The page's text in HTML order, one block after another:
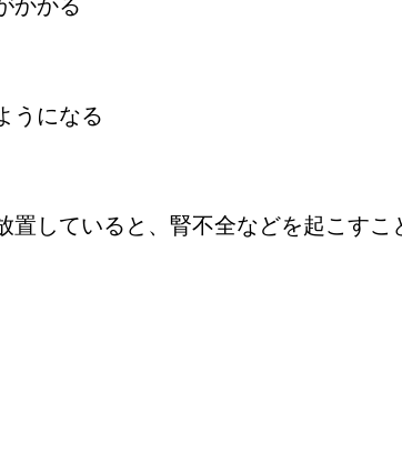
かかる
うになる
置していると、腎不全などを起こすこ